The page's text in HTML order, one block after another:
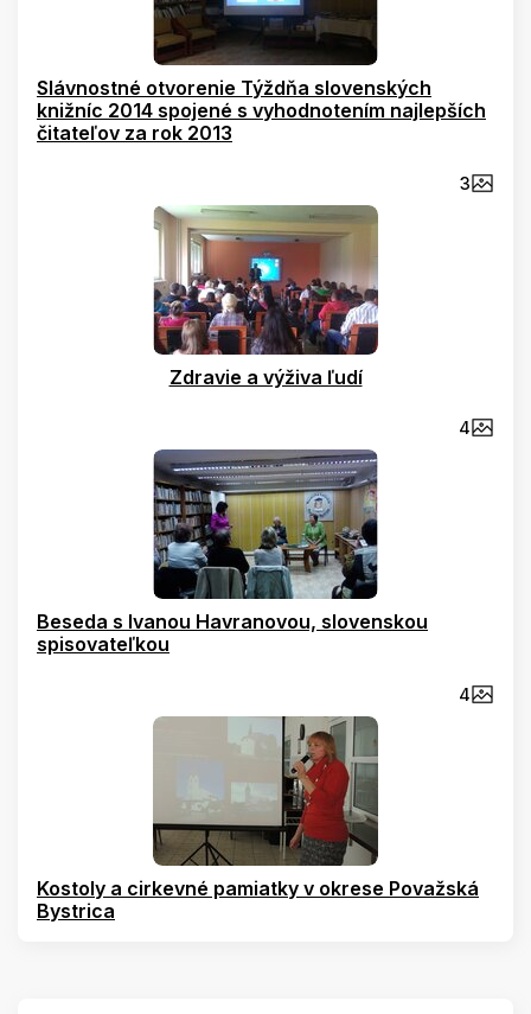
Slávnostné otvorenie Týždňa slovenských
knižníc 2014 spojené s vyhodnotením najlepších
čitateľov za rok 2013
3
Zdravie a výživa ľudí
4
Beseda s Ivanou Havranovou, slovenskou
spisovateľkou
4
Kostoly a cirkevné pamiatky v okrese Považská
Bystrica